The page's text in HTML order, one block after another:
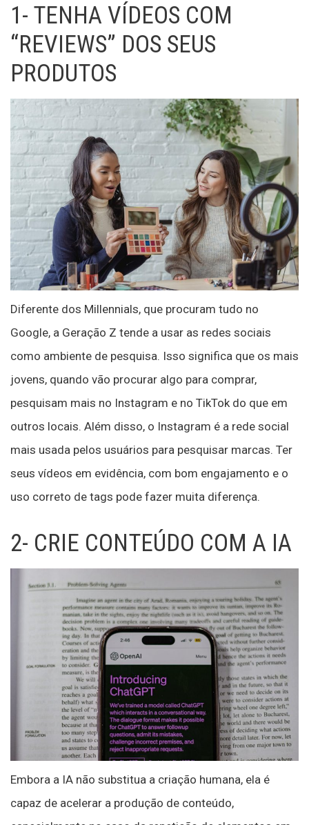
1- TENHA VÍDEOS COM
“REVIEWS” DOS SEUS
PRODUTOS
Diferente dos Millennials, que procuram tudo no
Google, a Geração Z tende a usar as redes sociais
como ambiente de pesquisa. Isso significa que os mais
jovens, quando vão procurar algo para comprar,
pesquisam mais no Instagram e no TikTok do que em
outros locais. Além disso, o Instagram é a rede social
mais usada pelos usuários para pesquisar marcas. Ter
seus vídeos em evidência, com bom engajamento e o
uso correto de tags pode fazer muita diferença.
2- CRIE CONTEÚDO COM A IA
Embora a IA não substitua a criação humana, ela é
capaz de acelerar a produção de conteúdo,